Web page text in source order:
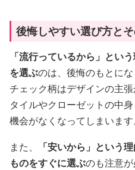
後悔しやすい選び方と
「流行っているから」とい
を選ぶのは、後悔のもとにな
チェック柄はデザインの主
タイルやクローゼットの中
機会がなくなってしまいます
また、
「安いから」という
ものをすぐに選ぶのも注意が